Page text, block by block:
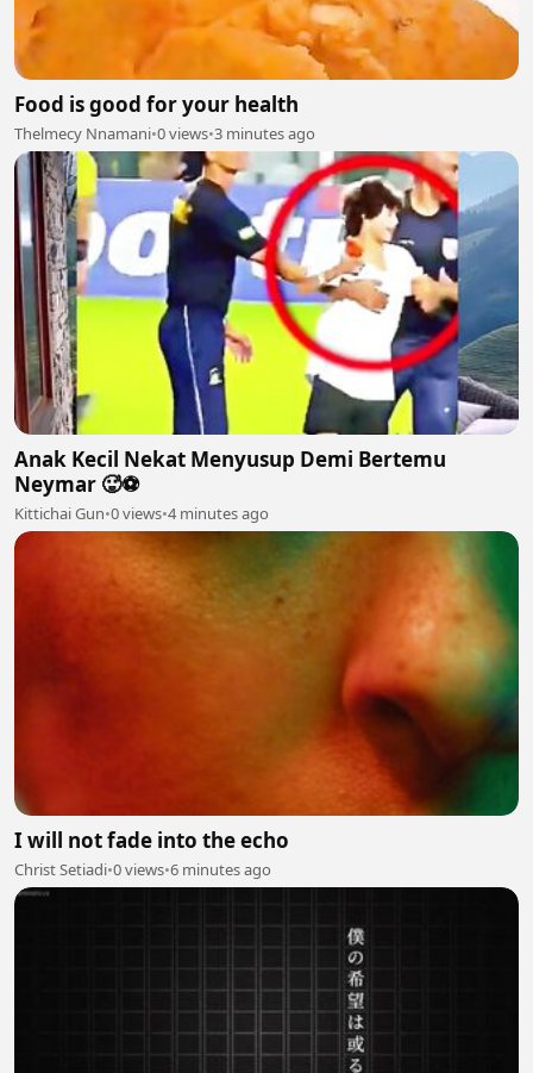
Food is good for your health
Thelmecy Nnamani•0 views•3 minutes ago
Anak Kecil Nekat Menyusup Demi Bertemu
Neymar 🥵⚽
Kittichai Gun•0 views•4 minutes ago
I will not fade into the echo
Christ Setiadi•0 views•6 minutes ago